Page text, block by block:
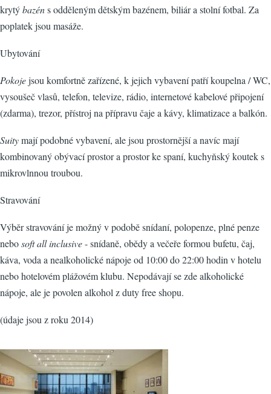
krytýbazéns odděleným dětským bazénem, biliár a stolní fotbal. Za
poplatek jsou masáže.
Ubytování
Pokojejsou komfortně zařízené, k jejich vybavení patří koupelna / WC,
vysoušeč vlasů, telefon, televize, rádio, internetové kabelové připojení
(zdarma), trezor, přístroj na přípravu čaje a kávy, klimatizace a balkón.
Suitymají podobné vybavení, ale jsou prostornější a navíc mají
kombinovaný obývací prostor a prostor ke spaní, kuchyňský koutek s
mikrovlnnou troubou.
Stravování
Výběr stravování je možný v podobě snídaní, polopenze, plné penze
nebosoft all inclusive- snídaně, obědy a večeře formou bufetu, čaj,
káva, voda a nealkoholické nápoje od 10:00 do 22:00 hodin v hotelu
nebo hotelovém plážovém klubu. Nepodávají se zde alkoholické
nápoje, ale je povolen alkohol z duty free shopu.
(údaje jsou z roku 2014)